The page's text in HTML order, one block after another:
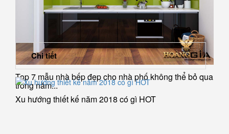
Top 7 mẫu nhà bếp đẹp cho nhà phố không thể bỏ qua
trong năm...
Chi tiết
Xu hướng thiết kế năm 2018 có gì HOT